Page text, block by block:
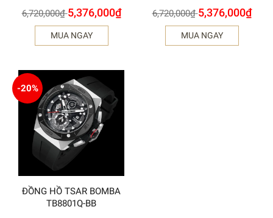
6,720,000₫ 5,376,000₫
MUA NGAY
6,720,000₫ 5,376,000₫
MUA NGAY
-20%
ĐỒNG HỒ TSAR BOMBA
TB8801Q-BB